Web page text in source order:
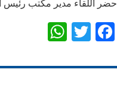
حضر اللقاء مدير مكتب رئيس
F
e
T
tt
at